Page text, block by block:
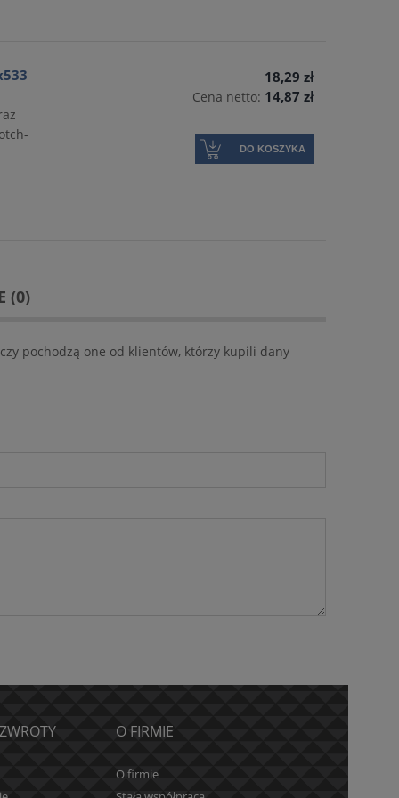
18,29 zł
Cena netto: 14,87 zł
DO KOSZYKA
(0)
pochodzą one od klientów, którzy kupili dany
O FIRMIE
O firmie